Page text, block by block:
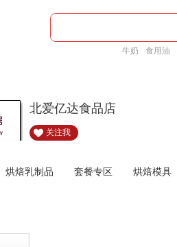
牛奶 食用油
北爱亿达食品店
关注我
烘焙乳制品 套餐专区 烘焙模具